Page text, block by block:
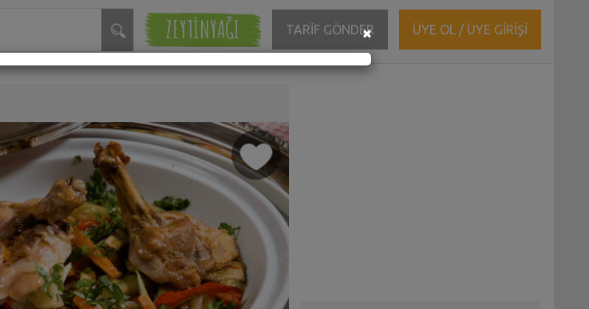
ZEYTİNYAĞI TARİF GÖNDER ÜYE OL / ÜYE GİRİŞİ
×Close